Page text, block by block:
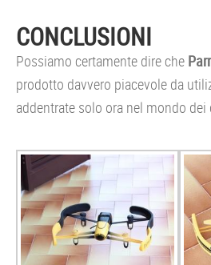
CONCLUSIONI
Possiamo certamente dire che
prodotto davvero piacevole da
addentrate solo ora nel mondo dei